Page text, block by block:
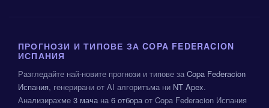
ПРОГНОЗИ И ТИПОВЕ ЗА COPA FEDERACION
ИСПАНИЯ
Разгледайте най-новите прогнози и типове за Copa Federacion
Испания, генерирани от AI алгоритъма ни NT Apex.
Анализирахме 3 мачана 6 отбораот Copa Federacion Испания